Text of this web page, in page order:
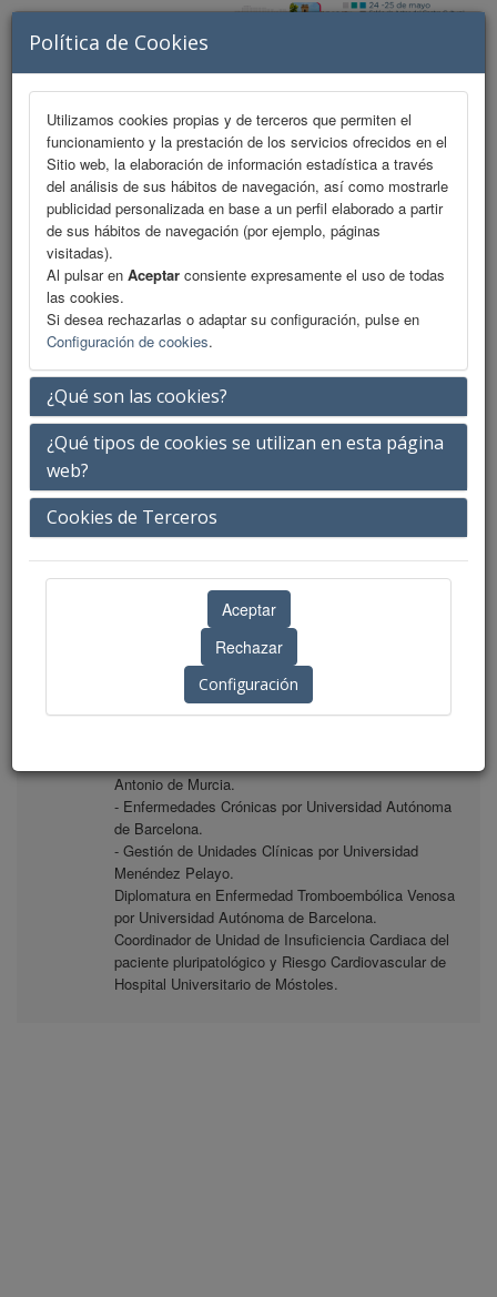
Política de Cookies
Utilizamos cookies propias y de terceros que permiten el
funcionamiento y la prestación de los servicios ofrecidos en el
Sitio web, la elaboración de información estadística a través
del análisis de sus hábitos de navegación, así como mostrarle
publicidad personalizada en base a un perfil elaborado a partir
de sus hábitos de navegación (por ejemplo, páginas
visitadas).
Al pulsar en Aceptar consiente expresamente el uso de todas
las cookies.
Si desea rechazarlas o adaptar su configuración, pulse en
Configuración de cookies.
¿Qué son las cookies?
¿Qué tipos de cookies se utilizan en esta página
web?
Cookies de Terceros
Configuración
MENU
Comité Organizador y Científico
Comité Organizador Y Científico
Javier Abellán Martínez
Vocal
Biografía
Jefe de Sección de Medicina Interna Hospital
Universitario de Móstoles.
Profesor Asociado Universidad Francisco de Vitoria.
- Gestión Clínica por Instituto Europeo de Salud y
Bienestar Social.
- Cardiología por Universidad Miguel Hernández de
Antonio de Murcia.
- Enfermedades Crónicas por Universidad Autónoma
de Barcelona.
- Gestión de Unidades Clínicas por Universidad
Menéndez Pelayo.
Diplomatura en Enfermedad Tromboembólica Venosa
por Universidad Autónoma de Barcelona.
Coordinador de Unidad de Insuficiencia Cardiaca del
paciente pluripatológico y Riesgo Cardiovascular de
Hospital Universitario de Móstoles.